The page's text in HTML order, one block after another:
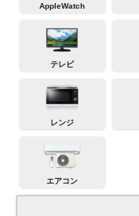
AppleWatch
テレビ
レンジ
エアコン